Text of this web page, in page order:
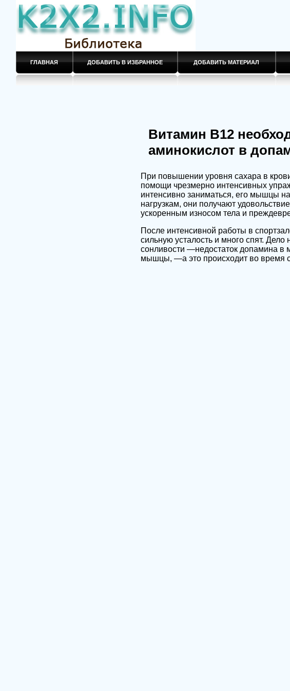
ГЛАВНАЯ ДОБАВИТЬ В ИЗБРАННОЕ ДОБАВИТЬ МАТЕРИАЛ
Витамин В12
аминокислот в
При повышении уровня сахара в
помощи чрезмерно интенсивных
интенсивно заниматься, его мышцы
нагрузкам, они получают
ускоренным износом тела и
После интенсивной работы в
сильную усталость и много спят.
сонливости —недостаток допамина в
мышцы, —а это происходит во время